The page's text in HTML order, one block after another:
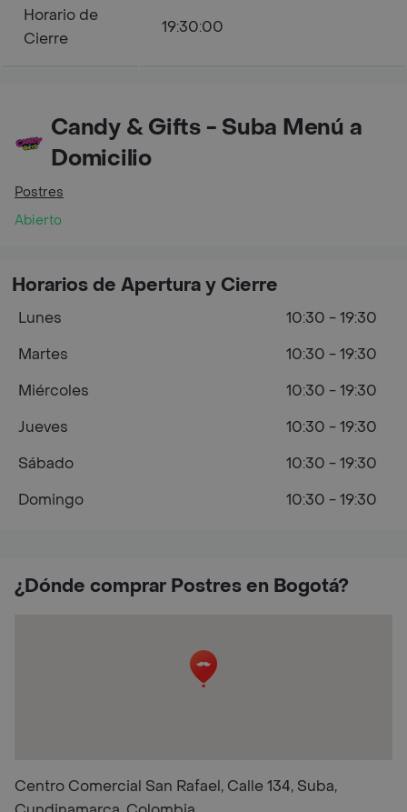
Horario de
Cierre
19:30:00
Candy & Gifts - Suba Menú a
Domicilio
Postres
Abierto
¿Dónde comprar Postres en Bogotá?
Centro Comercial San Rafael, Calle 134, Suba,
Horarios de Apertura y Cierre
Lunes
10:30 - 19:30
Martes
10:30 - 19:30
Miércoles
10:30 - 19:30
Jueves
10:30 - 19:30
Sábado
10:30 - 19:30
Domingo
10:30 - 19:30